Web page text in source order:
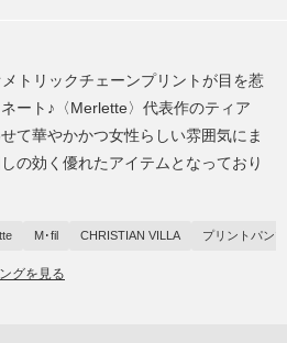
メトリックチェーンプリントが目を惹
ート♪〈Merlette〉代表作のティア
て華やかかつ女性らしい雰囲気にま
の効く優れたアイテムとなっており
M･fil CHRISTIAN VILLA プリントパンツ
グを見る